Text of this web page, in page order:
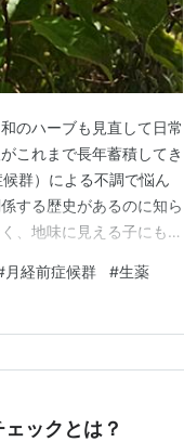
のハーブも見直して日常
これまで長年蓄積してき
群）による不調で悩ん
する歴史があるのに知ら
、地味に見える子にも実
でより学びを深めてもら
月経前症候群 #生薬
ックとは？